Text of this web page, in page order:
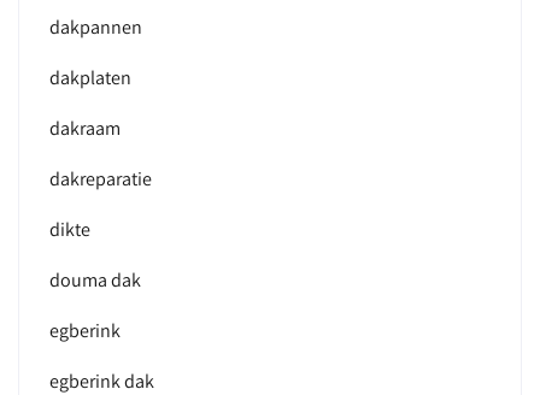
dakpannen
dakplaten
dakraam
dakreparatie
dikte
douma dak
egberink
egberink dak